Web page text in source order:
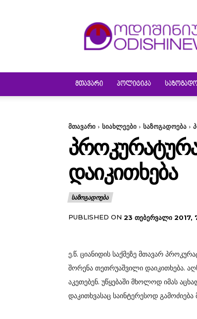
ᲛᲗᲐᲕᲐᲠᲘ ᲞᲝᲚᲘᲢᲘᲙᲐ
მთავარი სიახლეები საზოგადოება
ᲓᲐᲘᲙᲘᲗᲮᲔᲑᲐ
ᲡᲐᲖᲝᲒᲐᲓᲝᲔᲑᲐ
PUBLISHED ON 23 ᲗᲔᲑᲔᲠᲕᲐᲚᲘ 2017,
ე.წ. ციანიდის საქმეზე მთავარ
შორენა თეთრუაშვილი დაიკითხება.
აკეთებენ. უწყებაში მხოლოდ იმას
დაკითხვასაც საინტერესოდ გამოძიება